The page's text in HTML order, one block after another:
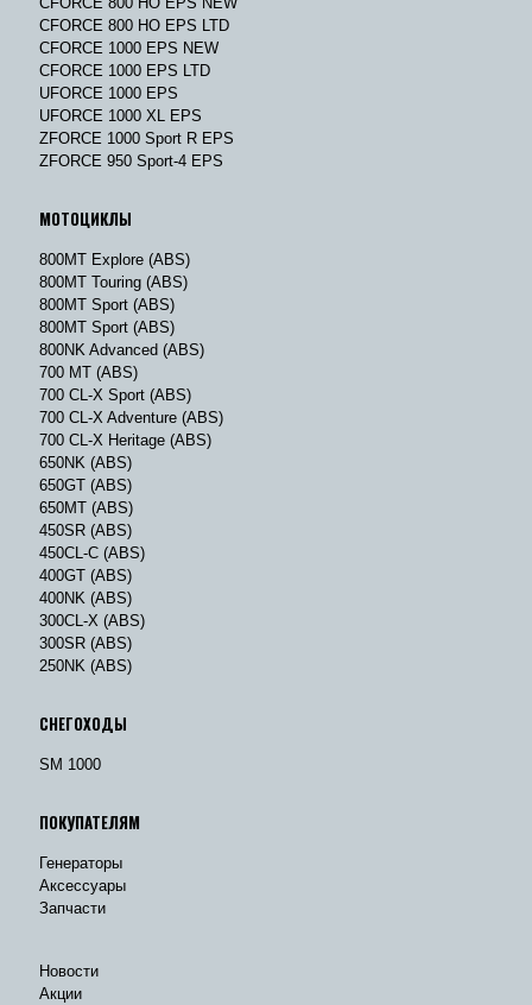
CFORCE 800 HO EPS LTD
CFORCE 1000 EPS NEW
CFORCE 1000 EPS LTD
UFORCE 1000 EPS
UFORCE 1000 XL EPS
ZFORCE 1000 Sport R EPS
ZFORCE 950 Sport-4 EPS
МОТОЦИКЛЫ
800MT Explore (ABS)
800MT Touring (ABS)
800MT Sport (ABS)
800MT Sport (ABS)
800NK Advanced (ABS)
700 MT (ABS)
700 CL-X Sport (ABS)
700 CL-X Adventure (ABS)
700 CL-X Heritage (ABS)
650NK (ABS)
650GT (ABS)
650MT (ABS)
450SR (ABS)
450CL-C (ABS)
400GT (ABS)
400NK (ABS)
300CL-X (ABS)
300SR (ABS)
250NK (ABS)
СНЕГОХОДЫ
SM 1000
ПОКУПАТЕЛЯМ
Генераторы
Аксессуары
Запчасти
Новости
Акции